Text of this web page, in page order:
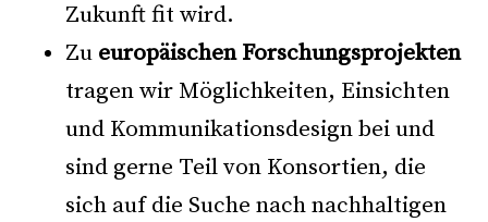
Zukunft fit wird.
Zu europäischen Forschungsprojekten
tragen wir Möglichkeiten, Einsichten
und Kommunikationsdesign bei und
sind gerne Teil von Konsortien, die
sich auf die Suche nach nachhaltigen